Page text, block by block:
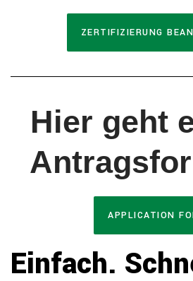
Einfach.
ZERTIFIZIERUNG
Hier geht
APPLICATION